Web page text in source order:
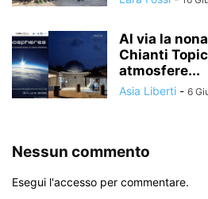
Al via la
Chianti
atmosfere...
Asia Liberti - 6
Nessun commento
Esegui l'accesso per commentare.